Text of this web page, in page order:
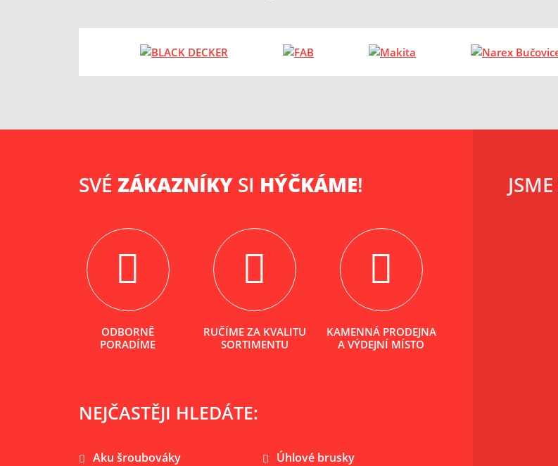
SVÉ ZÁKAZNÍKY SI HÝČKÁME!
ODBORNĚ
PORADÍME
RUČÍME ZA KVALITU
SORTIMENTU
KAMENNÁ PRODEJNA
A VÝDEJNÍ MÍSTO
JSME
NEJČASTĚJI HLEDÁTE:
Aku šroubováky
Úhlové brusky